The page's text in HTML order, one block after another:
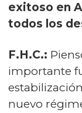
exitoso en
todos los
F.H.C.:
importante
nuevo